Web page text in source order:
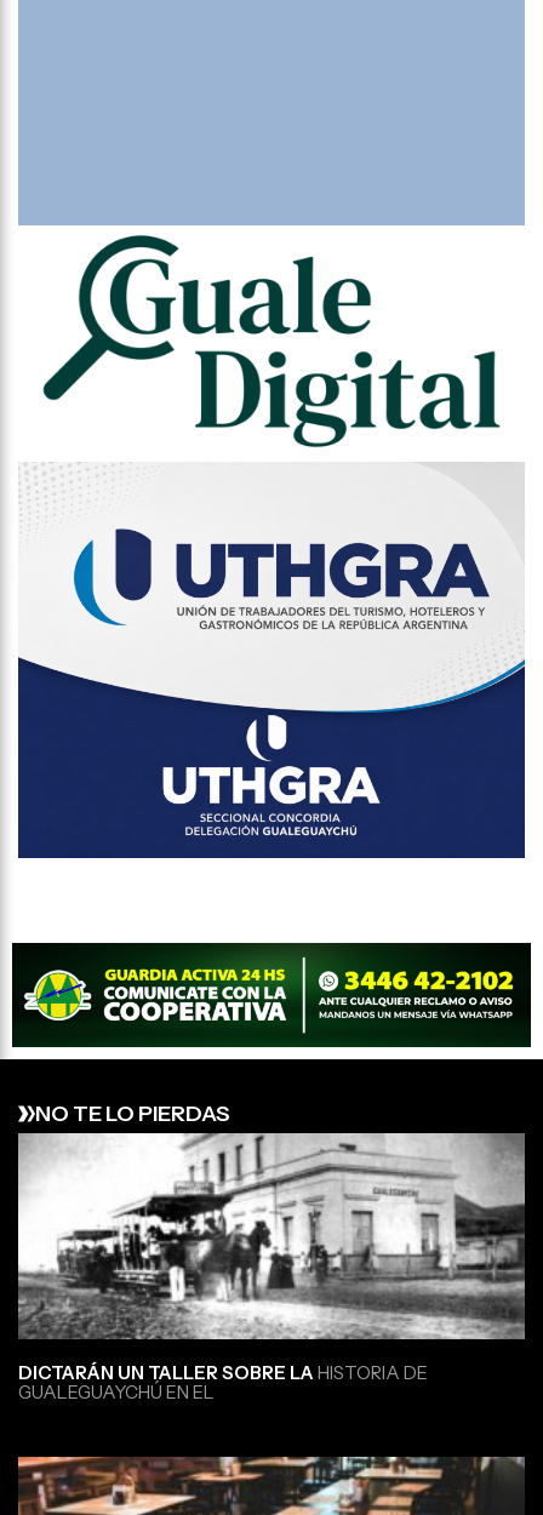
NO TE LO PIERDAS
DICTARÁN UN TALLER SOBRE LA HISTORIA DE
GUALEGUAYCHÚ EN EL